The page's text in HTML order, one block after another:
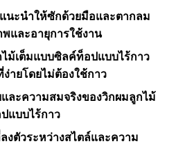
นะนำให้ซักด้วยมือและตากลม
และอายุการใช้งาน
ม้เต็มแบบซิลค์ท็อปแบบไร้กาว
ง่ายโดยไม่ต้องใช้กาว
ละความสมจริงของวิกผมลูกไม้
แบบไร้กาว
งตัวระหว่างสไตล์และความ